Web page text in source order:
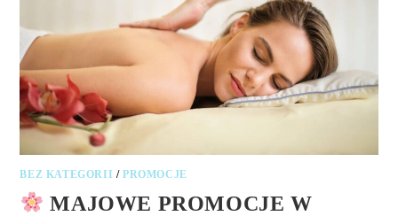
BEZ KATEGORII /PROMOCJE
MAJOWE PROMOCJE W